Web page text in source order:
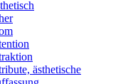
ästhetische